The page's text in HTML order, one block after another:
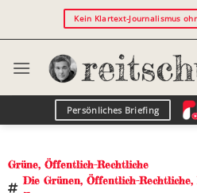
Kein Klartext-Journalismus
Persönliches Briefing
Grüne, Öffentlich-Rechtliche
Die Grünen, Öffentlich-Rechtliche,